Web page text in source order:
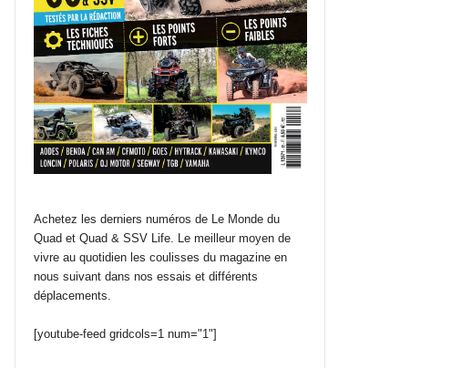
Achetez les derniers numéros de Le Monde du
Quad et Quad & SSV Life. Le meilleur moyen de
vivre au quotidien les coulisses du magazine en
nous suivant dans nos essais et différents
déplacements.
[youtube-feed gridcols=1 num="1"]